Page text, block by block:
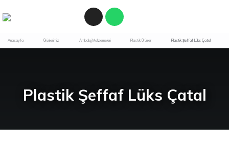
Plastik Şeffaf Lüks Çatal
Anasayfa Ürünlerimiz Ambalaj Malzemeleri Plastik Ürünler Plastik Şeffaf Lüks Çatal